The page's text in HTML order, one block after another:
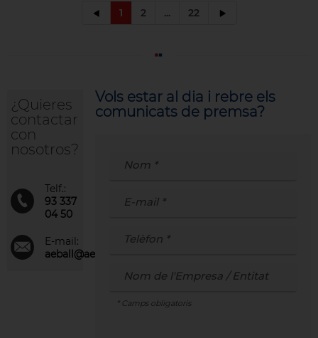
1 2 ... 22
¿Quieres
contactar
con
nosotros?
Telf.:
93 337
04 50
E-mail:
aeball@aeball.net
Vols estar al dia i rebre els
comunicats de premsa?
* Camps obligatoris